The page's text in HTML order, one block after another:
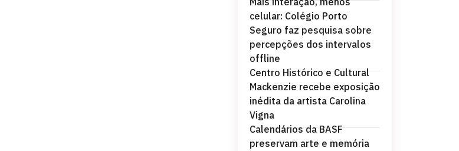
celular: Colégio Porto
Seguro faz pesquisa sobre
percepções dos intervalos
offline
Centro Histórico e Cultural
Mackenzie recebe exposição
inédita da artista Carolina
Vigna
Calendários da BASF
preservam arte e memória